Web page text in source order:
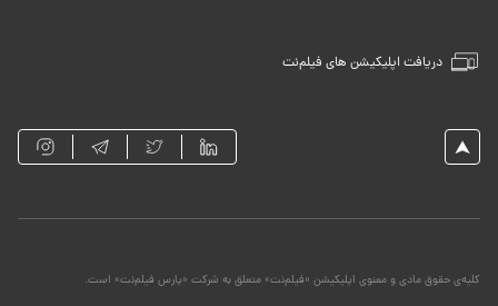
دریافت اپلیکیشن های فیلم‌نت
کلیه‌ی حقوق مادی و معنوی اپلیکیشن «فیلم‌نت» متعلق به شرکت «پارس فیلم‌نت» است.